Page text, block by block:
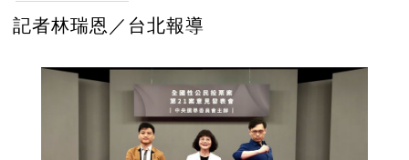
記者林瑞恩／台北報導